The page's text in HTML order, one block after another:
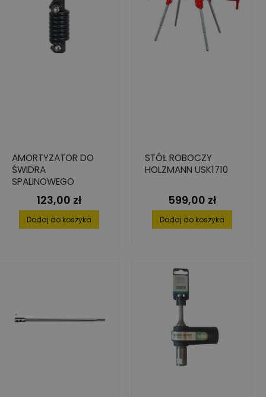
AMORTYZATOR DO
ŚWIDRA
SPALINOWEGO
Cena
123,00 zł
Dodaj do koszyka
STÓŁ ROBOCZY
HOLZMANN USK1710
Cena
599,00 zł
Dodaj do koszyka